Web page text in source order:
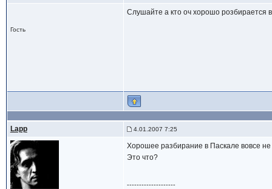
Гость
Слушайте а кто оч хорошо розбирается
Lapp 4.01.2007 7:25
Хорошее разбирание в Паскале вовсе
Это что?
--------------------